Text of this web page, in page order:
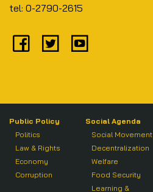
tel: 0-2790-2615
Public Policy
Politics
Law & Rights
Economy
Corruption
Social Agenda
Social Movement
Decentralization
Welfare
Food Security
Learning &